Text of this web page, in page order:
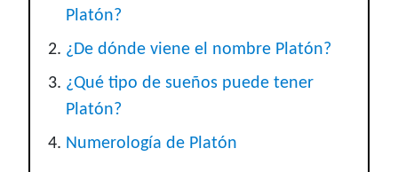
Platón?
¿De dónde viene el nombre Platón?
¿Qué tipo de sueños puede tener
Platón?
Numerología de Platón